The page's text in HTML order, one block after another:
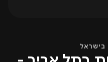
בישראל